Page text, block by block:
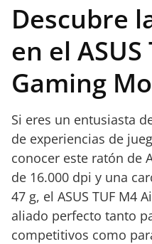
Descubre
en el
Gaming
Si eres un entusiasta
de experiencias de
conocer este ratón de
de 16.000 dpi y una
47 g, el ASUS TUF M4
aliado perfecto tanto
competitivos como